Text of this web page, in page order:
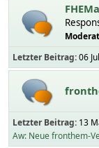
Letzter Beitrag:06
Letzter Beitrag: 13
Aw: Neue fronthem-